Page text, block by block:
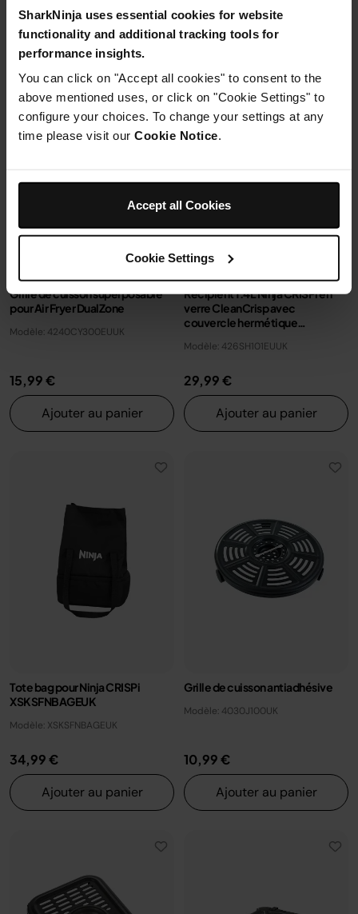
SharkNinja uses essential cookies for website
functionality and additional tracking tools for
performance insights.
You can click on "Accept all cookies" to consent to the
above mentioned uses, or click on "Cookie Settings" to
configure your choices. To change your settings at any
time please visit our Cookie Notice.
Accept all Cookies
Cookie Settings
Ajouter au panier Ajouter au panier
Grille de cuisson superposable
pour Air Fryer DualZone
Modèle: 4240CY300EUUK
15,99 €
Ajouter au panier
Récipient 1.4L Ninja CRISPi en
verre CleanCrisp avec
couvercle hermétique
Modèle: 426SH101EUUK
29,99 €
Ajouter au panier
Tote bag pour Ninja CRISPi
XSKSFNBAGEUK
Modèle: XSKSFNBAGEUK
34,99 €
Ajouter au panier
Grille de cuisson antiadhésive
Modèle: 4030J100UK
10,99 €
Ajouter au panier